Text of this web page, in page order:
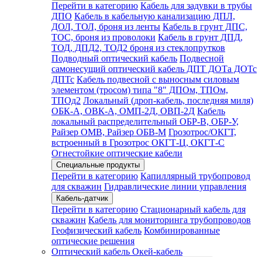
Перейти в категорию Кабель для задувки в трубы
ДПО Кабель в кабельную канализацию ДПЛ,
ДОЛ, ТОЛ, броня из ленты Кабель в грунт ДПС,
ТОС, броня из проволоки Кабель в грунт ДПД,
ТОД, ДПД2, ТОД2 броня из стеклопрутков
Подводный оптический кабель Подвесной
самонесущий оптический кабель ДПТ ДОТа ДОТс
ДПТс Кабель подвесной с выносным силовым
элементом (тросом) типа "8" ДПОм, ТПОм,
ТПОд2 Локальный (дроп-кабель, последняя миля)
ОБК-А, ОВК-А, ОМП-2Д, ОВП-2Д Кабель
локальный распределительный ОБР-В, ОБР-У,
Райзер ОМВ, Райзер ОБВ-М Грозотрос/ОКГТ,
встроенный в Грозотрос ОКГТ-Ц, ОКГТ-С
Огнестойкие оптические кабели
Специальные продукты
Перейти в категорию Капиллярный трубопровод
для скважин Гидравлические линии управления
Кабель-датчик
Перейти в категорию Стационарный кабель для
скважин Кабель для мониторинга трубопроводов
Геофизический кабель Комбинированные
оптические решения
Оптический кабель Окей-кабель